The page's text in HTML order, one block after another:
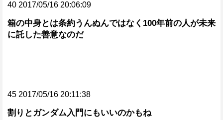
40 2017/05/16 20:06:09
箱の中身とは条約うんぬんではなく100年前の人が未来
に託した善意なのだ
45 2017/05/16 20:11:38
割りとガンダム入門にもいいのかもね